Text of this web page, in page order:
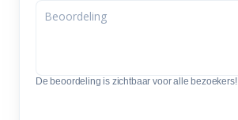
De beoordeling is zichtbaar voor alle bezoekers!